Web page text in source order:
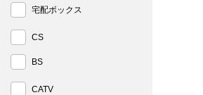
宅配ボックス
CS
BS
CATV